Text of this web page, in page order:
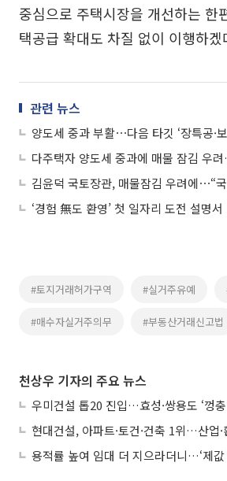
중심으로 주택시장을 개선하는 한
택공급 확대도 차질 없이 이행하
관련 뉴스
양도세 중과 부활⋯다음 타깃 ‘장특공·
‘경험 無도 환영’ 첫 일자리 도전 설명서
#토지거래허가구역 #실거주유예
#매수자실거주의무 #부동산거래신고법
천상우 기자의 주요 뉴스
우미건설 톱20 진입…효성·쌍용도 ‘껑충